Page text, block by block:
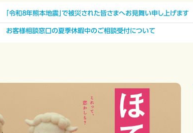
「令和８年熊本地震」で被災された皆さまへお見舞い申し上げます
お客様相談窓口の夏季休暇中のご相談受付について